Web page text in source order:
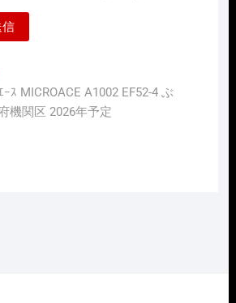
ｽ MICROACE A1002 EF52-4 ぶ
機関区 2026年予定